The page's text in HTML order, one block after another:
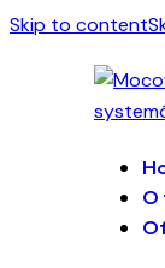
Skip to content
O